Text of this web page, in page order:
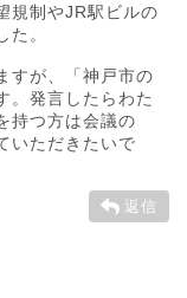
規制やJR駅ビルの
た。
すが、「神戸市の
。発言したらわた
持つ方は会議の
いただきたいで
返信